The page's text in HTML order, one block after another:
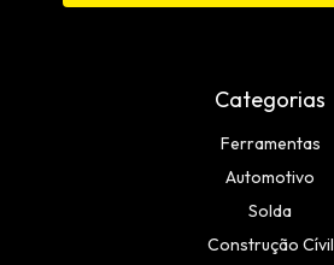
Categorias
Ferramentas
Automotivo
Solda
Construção Cívil